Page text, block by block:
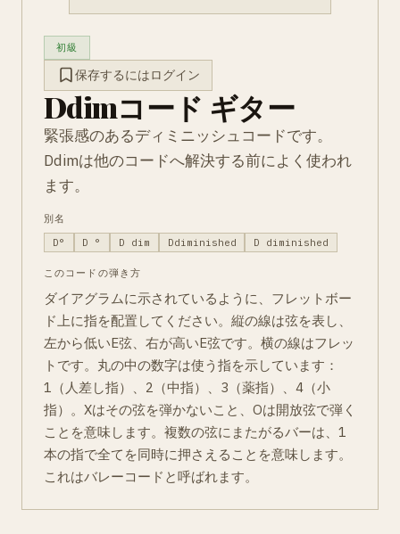
初級
保存するにはログイン
Ddimコード ギター
緊張感のあるディミニッシュコードです。
Ddimは他のコードへ解決する前によく使われ
ます。
別名
D°
D ° D dim Ddiminished D diminished
このコードの弾き方
ダイアグラムに示されているように、フレットボー
ド上に指を配置してください。縦の線は弦を表し、
左から低いE弦、右が高いE弦です。横の線はフレッ
トです。丸の中の数字は使う指を示しています：
1（人差し指）、2（中指）、3（薬指）、4（小
指）。Xはその弦を弾かないこと、Oは開放弦で弾く
ことを意味します。複数の弦にまたがるバーは、1
本の指で全てを同時に押さえることを意味します。
これはバレーコードと呼ばれます。